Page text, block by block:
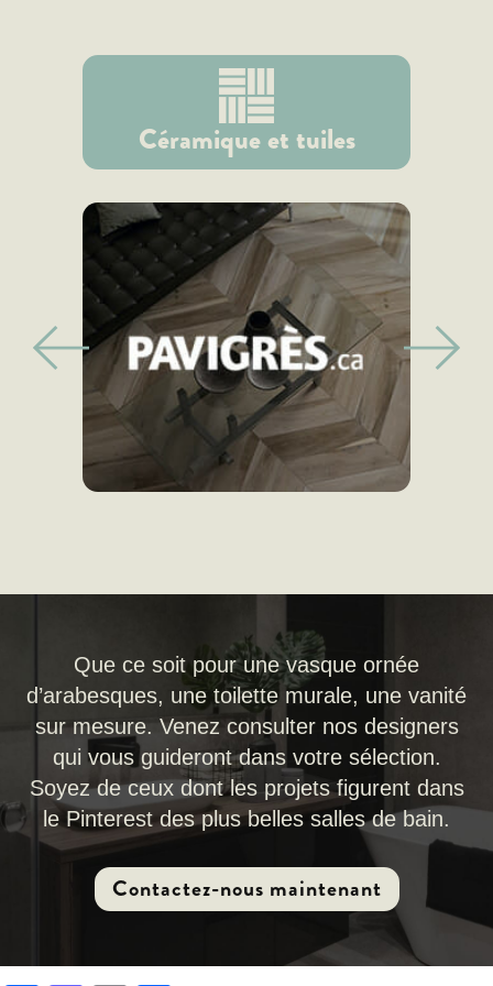
Céramique et tuiles
Que ce soit pour une vasque ornée
d’arabesques, une toilette murale, une vanité
sur mesure. Venez consulter nos designers
qui vous guideront dans votre sélection.
Soyez de ceux dont les projets figurent dans
le Pinterest des plus belles salles de bain.
Contactez-nous maintenant